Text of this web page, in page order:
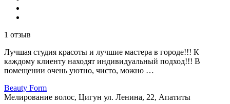
1 отзыв
Лучшая студия красоты и лучшие мастера в городе!!! К
каждому клиенту находят индивидуальный подход!!! В
помещении очень уютно, чисто, можно …
Beauty Form
Мелирование волос, Цигун ул. Ленина, 22, Апатиты